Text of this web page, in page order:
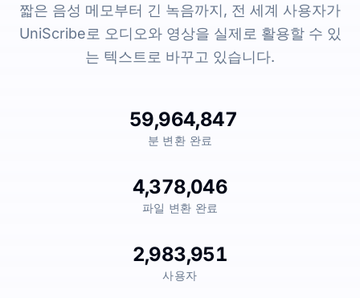
짧은 음성 메모부터 긴 녹음까지, 전 세계 사용자가
UniScribe로 오디오와 영상을 실제로 활용할 수 있
는 텍스트로 바꾸고 있습니다.
59,964,847
분 변환 완료
4,378,046
파일 변환 완료
2,983,951
사용자